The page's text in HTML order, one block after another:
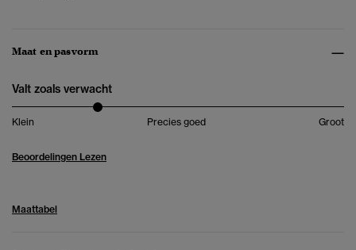
Maat en pasvorm
Valt zoals verwacht
Klein Precies goed Groot
Beoordelingen Lezen
Maattabel